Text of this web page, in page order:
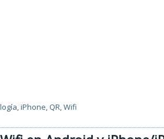
,iPhone, QR,Wifi